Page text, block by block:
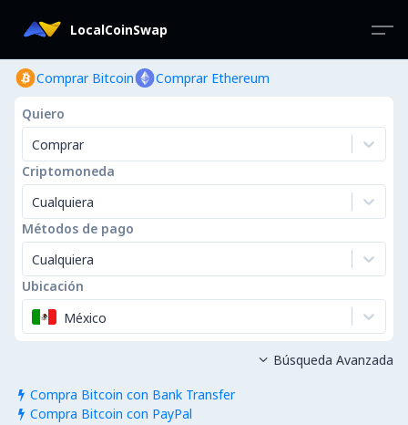
LocalCoinSwap
Comprar Bitcoin Comprar Ethereum
Quiero
Comprar
Criptomoneda
Cualquiera
Métodos de pago
Cualquiera
Ubicación
México
 Compra Bitcoin con Bank Transfer
 Compra Bitcoin con PayPal
 Búsqueda Avanzada